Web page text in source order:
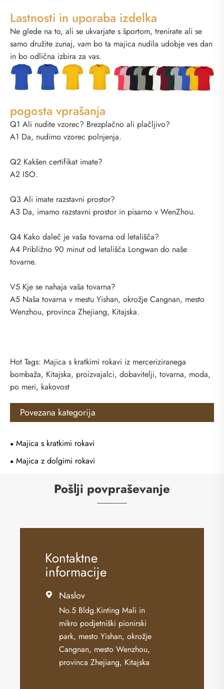
Lastnosti in uporaba izdelka
Ne glede na to, ali se ukvarjate s športom, trenirate ali se
samo družite zunaj, vam bo ta majica nudila udobje ves dan
in bo odlična izbira za vas.
pogosta vprašanja
Q1 Ali nudite vzorec? Brezplačno ali plačljivo?
A1 Da, nudimo vzorec polnjenja.
Q2 Kakšen certifikat imate?
A2 ISO.
Q3 Ali imate razstavni prostor?
A3 Da, imamo razstavni prostor in pisarno v WenZhou.
Q4 Kako daleč je vaša tovarna od letališča?
A4 Približno 90 minut od letališča Longwan do naše
tovarne.
V5 Kje se nahaja vaša tovarna?
A5 Naša tovarna v mestu Yishan, okrožje Cangnan, mesto
Wenzhou, provinca Zhejiang, Kitajska.
Hot Tags: Majica s kratkimi rokavi iz merceriziranega
bombaža, Kitajska, proizvajalci, dobavitelji, tovarna, moda,
po meri, kakovost
Povezana kategorija
Majica s kratkimi rokavi
Majica z dolgimi rokavi
Pošlji povpraševanje
Kontaktne
informacije
 Naslov
No.5 Bldg.Kinting Mali in
mikro podjetniški pionirski
park, mesto Yishan, okrožje
Cangnan, mesto Wenzhou,
provinca Zhejiang, Kitajska